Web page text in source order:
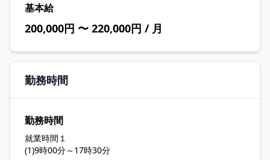
基本給
200,000円 〜 220,000円 / 月
勤務時間
勤務時間
就業時間１
(1)9時00分～17時30分